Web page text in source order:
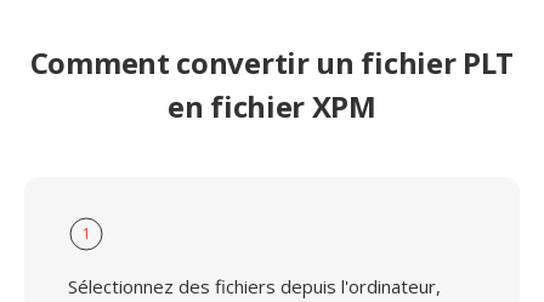
Comment convertir un fichier PLT
en fichier XPM
1
Sélectionnez des fichiers depuis l'ordinateur,